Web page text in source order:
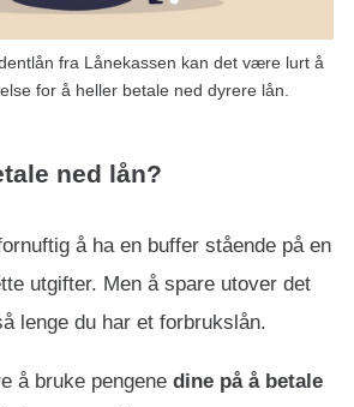
fra Lånekassen kan det være lurt å
for å heller betale ned dyrere lån.
ned lån?
å ha en buffer stående på en
utgifter. Men å spare utover det
lenge du har et forbrukslån.
å bruke pengene dine på å betale